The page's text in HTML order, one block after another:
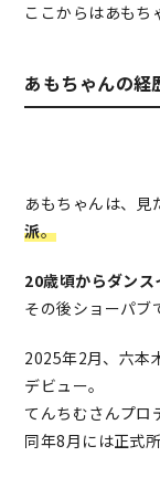
ここからはあもち
あもちゃんの経
あもちゃんは、見
派。
20歳頃からダンス
その後ショーパブ
2025年2月、六本
デビュー。
てんちむさんプロ
同年8月には正式